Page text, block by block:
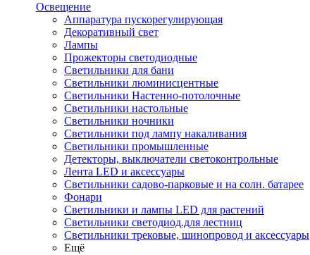
Освещение
Аппаратура пускорегулирующая
Декоративный свет
Лампы
Прожекторы светодиодные
Светильники для бани
Светильники люминисцентные
Светильники Настенно-потолочные
Светильники настольные
Светильники ночники
Светильники под лампу накаливания
Светильники промышленные
Детекторы, выключатели светоконтрольные
Лента LED и аксессуары
Светильники садово-парковые и на солн. батарее
Фонари
Светильники и лампы LED для растений
Светильники светодиод.для лестниц
Светильники трековые, шинопровод и аксессуары
Ещё